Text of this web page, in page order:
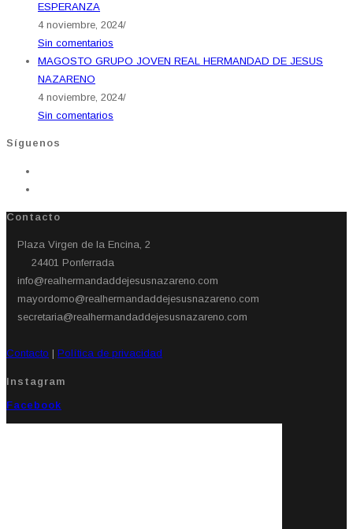
ESPERANZA
4 noviembre, 2024/
Sin comentarios
MAGOSTO GRUPO JOVEN REAL HERMANDAD DE JESUS
NAZARENO
4 noviembre, 2024/
Sin comentarios
Síguenos
Contacto
Plaza Virgen de la Encina, 2
24401 Ponferrada​
info@realhermandaddejesusnazareno.com
mayordomo@realhermandaddejesusnazareno.com
secretaria@realhermandaddejesusnazareno.com
Contacto | Política de privacidad
Instagram
Facebook